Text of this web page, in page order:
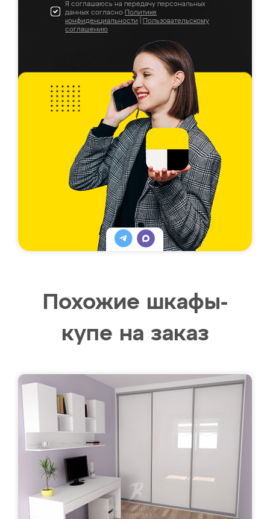
Я соглашаюсь на передачу персональных
данных согласно Политике
конфиденциальности
Пользовательскому
соглашению
Похожие шкафы-
купе на заказ